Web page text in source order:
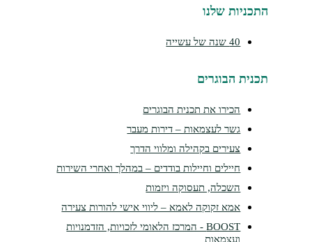
שלנו
הבוגרים
הכירו את תכנית הבוגרים
גשר לעצמאות – דירות מעבר
צעירים בקהילה ומלווי הדרך
חיילים וחיילות בודדים – במהלך ואחרי השירות
השכלה, תעסוקה ויזמות
אמא זקוקה לאמא – ליווי אישי להורות צעירה
BOOST - המרכז הלאומי לזכויות, הזדמנויות